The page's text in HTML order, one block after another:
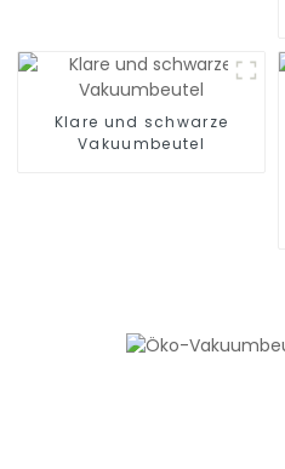
Klare und schwarze
Vakuumbeutel